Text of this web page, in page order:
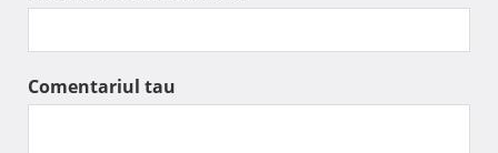
Comentariul tau